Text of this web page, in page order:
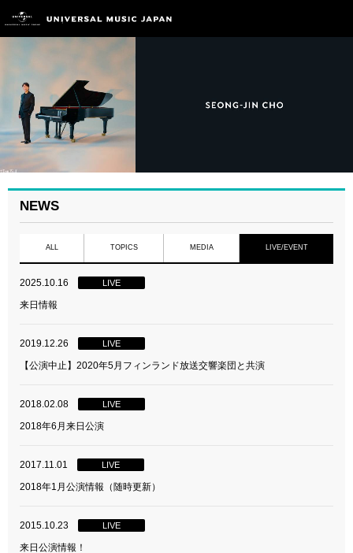
NEWS
ALL TOPICS MEDIA LIVE/EVENT
2025.10.16 LIVE
来日情報
2019.12.26 LIVE
【公演中止】2020年5月フィンランド放送交響楽団と共演
2018.02.08 LIVE
2018年6月来日公演
2017.11.01 LIVE
2018年1月公演情報（随時更新）
2015.10.23 LIVE
来日公演情報！